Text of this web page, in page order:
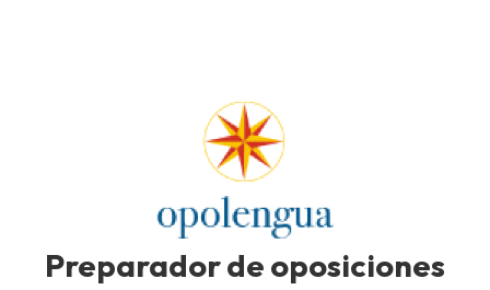
Preparador de oposiciones